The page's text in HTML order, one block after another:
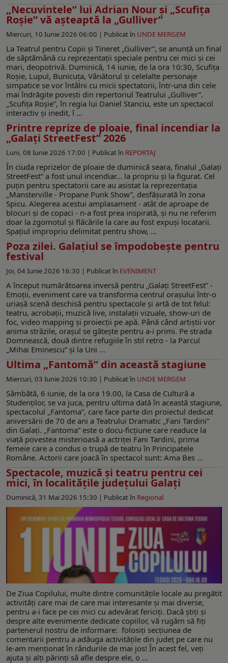
„Necuvintele” lui Adrian Nour și „Scufița
Roșie” vă așteaptă la „Gulliver”
Miercuri, 10 Iunie 2026 06:00 | Publicat în UNDE MERGEM
La Teatrul pentru Copii și Tineret „Gulliver”, se anunță un final
de săptămână cu reprezentații speciale pentru cei mici și cei
mari, deopotrivă. Duminică, 14 iunie, de la ora 10:30, Scufiţa
Roşie, Lupul, Bunicuţa, Vânătorul şi celelalte personaje
simpatice se vor întâlni cu micii spectatorii, într-una din cele
mai îndrăgite povești din repertoriul Teatrului „Gulliver”.
„Scufița Roşie”, în regia lui Daniel Stanciu, este un spectacol
interactiv şi inedit, î ...
Printre reprize de ploaie, final incendiar la
„Galați StreetFest” 2026
Luni, 08 Iunie 2026 17:00 | Publicat în REPORTAJ
În ciuda reprizelor de ploaie de duminică seara, finalul „Galați
StreetFest” a fost unul incendiar... la propriu și la figurat. Cel
puțin pentru spectatorii care au asistat la reprezentația
„Mansterville - Propane Punk Show”, desfăşurată în zona
Spicu. Alegerea acestui amplasament - atât de aproape de
blocuri și de copaci - n-a fost prea inspirată, și nu ne referim
doar la zgomotul și flăcările la care au fost expuși locatarii.
Spațiul impropriu delimitat pentru show, ...
Poza zilei. Galațiul se împodobește pentru
festival
Joi, 04 Iunie 2026 16:30 | Publicat în EVENIMENT
A început numărătoarea inversă pentru „Galați StreetFest” -
Emoții, eveniment care va transforma centrul orașului într-o
uriașă scenă deschisă pentru spectacole și artă de tot felul:
teatru, acrobații, muzică live, instalații vizuale, show-uri de
foc, video mapping și proiecții pe apă. Până când artiștii vor
anima străzile, orașul se gătește pentru a-i primi. Pe strada
Domnească, două dintre refugiile în stil retro - la Parcul
„Mihai Eminescu” și la Uni ...
Ultima „Fantomă” din această stagiune
Miercuri, 03 Iunie 2026 10:30 | Publicat în UNDE MERGEM
Sâmbătă, 6 iunie, de la ora 19.00, la Casa de Cultură a
Studenților, se va juca, pentru ultima dată în această stagiune,
spectacolul „Fantoma”, care face parte din proiectul dedicat
aniversării de 70 de ani a Teatrului Dramatic „Fani Tardini”
din Galaţi. „Fantoma” este o docu-ficțiune care readuce la
viață povestea misterioasă a actriței Fani Tardini, prima
femeie care a condus o trupă de teatru în Principatele
Române. Actorii care joacă în spectacol sunt: Ama Bes ...
Spectacole, muzică și teatru pentru cei
mici, în localităţile județului Galaţi
Duminică, 31 Mai 2026 15:30 | Publicat în Regional
De Ziua Copilului, multe dintre comunitățile locale au pregătit
activități care mai de care mai interesante și mai diverse,
pentru a-i face pe cei mici cu adevărat fericiți. Dacă ştiţi şi
despre alte evenimente dedicate copiilor, vă rugăm să fiți
partenerul nostru de informare: folosiți secțiunea de
comentarii pentru a adăuga activitățile din județ pe care nu
le-am menționat în rândurile de mai jos! În acest fel, veți
ajuta și alți părinți să afle despre ele, o ...